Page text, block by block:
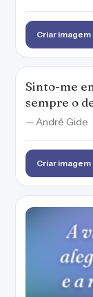
Criar imagem
Sinto-me
sempre o
— André Gide
Criar imagem